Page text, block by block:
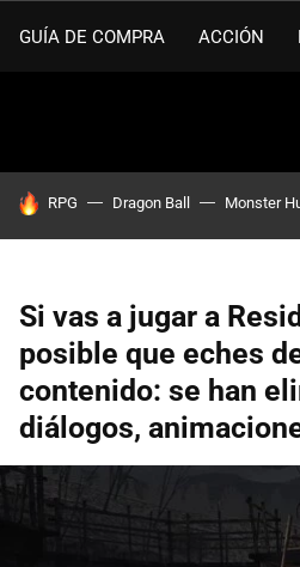
GUÍA DE COMPRA ACCIÓN
HOY SE HABLA DE
RPG Dragon Ball Monster
Si vas a jugar a
posible que eches
contenido: se han
diálogos,